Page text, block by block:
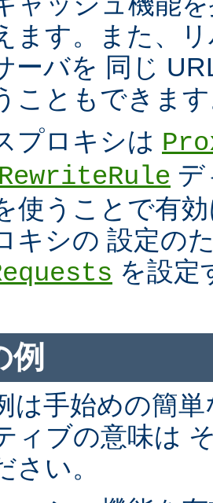
ます。また、
ーバを 同じ
こともできま
プロキシは
RewriteRule
使うことで有
キシの 設定の
を設定
例
は手始めの簡
ィブの意味は
さい。